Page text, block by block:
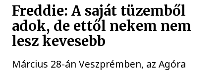
Freddie: A saját tüzemből
adok, de ettől nekem nem
lesz kevesebb
Március 28-án Veszprémben, az Agóra